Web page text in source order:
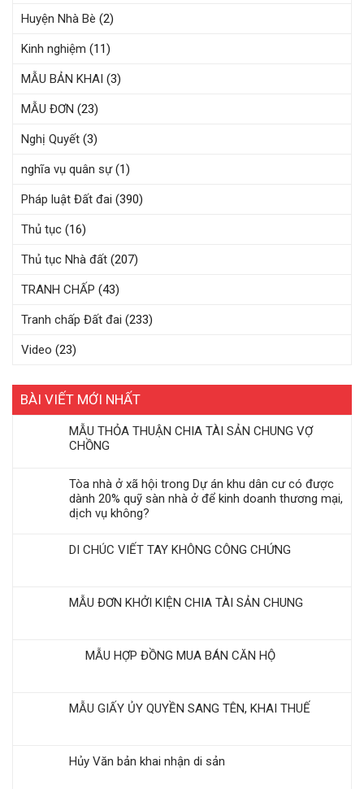
Huyện Nhà Bè (2)
Kinh nghiệm (11)
MẪU BẢN KHAI (3)
MẪU ĐƠN (23)
Nghị Quyết (3)
nghĩa vụ quân sự(1)
Pháp luật Đất đai (390)
Thủ tục (16)
Thủ tục Nhà đất (207)
TRANH CHẤP (43)
Tranh chấp Đất đai (233)
Video (23)
BÀI VIẾT MỚI NHẤT
MẪU THỎA THUẬN CHIA TÀI SẢN CHUNG VỢ
CHỒNG
Tòa nhà ở xã hội trong Dự án khu dân cư có được
dành 20% quỹ sàn nhà ở để kinh doanh thương mại,
dịch vụ không?
DI CHÚC VIẾT TAY KHÔNG CÔNG CHỨNG
MẪU ĐƠN KHỞI KIỆN CHIA TÀI SẢN CHUNG
MẪU HỢP ĐỒNG MUA BÁN CĂN HỘ
MẪU GIẤY ỦY QUYỀN SANG TÊN, KHAI THUẾ
Hủy Văn bản khai nhận di sản